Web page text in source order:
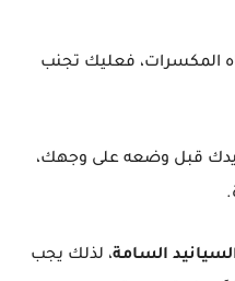
المكسرات، فعليك تجنب
يدك قبل وضعه على وجهك،
السامة، لذلك يجب